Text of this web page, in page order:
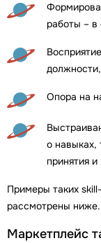
работы – в
Опора на
о навыках,
принятия
Примеры таких
рассмотрены ниже.
Маркетплейс